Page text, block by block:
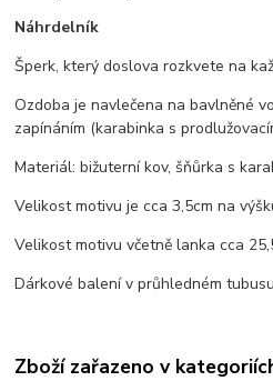
Náhrdelník
Šperk, který doslova rozkvete na
Ozdoba je navlečena na bavlněné
zapínáním (karabinka s
Materiál: bižuterní kov, šňůrka s
Velikost motivu je cca 3,5cm na
Velikost motivu včetně lanka cca
Dárkové balení v průhledném
Zboží zařazeno v